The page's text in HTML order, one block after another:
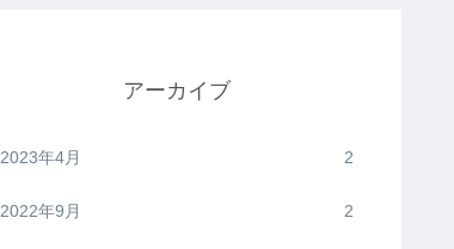
アーカイブ
2023年4月 2
2022年9月 2